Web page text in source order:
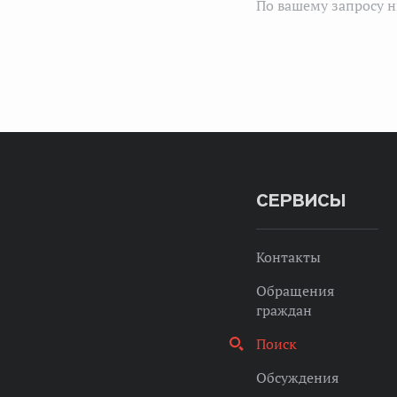
По вашему запросу
СЕРВИСЫ
Контакты
Обращения
граждан
Поиск
Обсуждения